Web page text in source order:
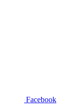
Facebook